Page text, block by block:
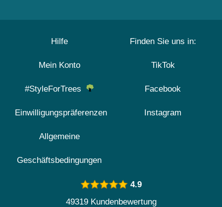
Hilfe
Mein Konto
#StyleForTrees
Einwilligungspräferenzen
Allgemeine
Geschäftsbedingungen
Finden Sie uns in:
TikTok
Facebook
Instagram
4.9
49319 Kundenbewertung